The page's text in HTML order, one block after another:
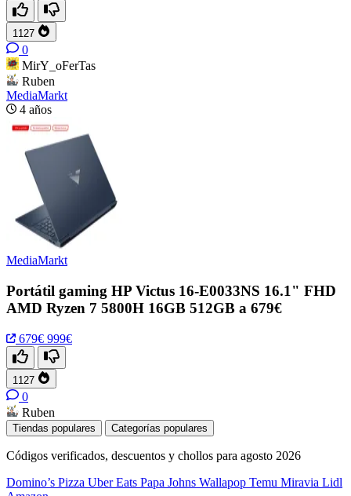
1127
0
MirY_oFerTas
Ruben
MediaMarkt
4 años
MediaMarkt
Portátil gaming HP Victus 16-E0033NS 16.1" FHD
AMD Ryzen 7 5800H 16GB 512GB a 679€
679€ 999€
1127
0
Ruben
Tiendas populares Categorías populares
Códigos verificados, descuentos y chollos para agosto 2026
Domino’s Pizza Uber Eats Papa Johns Wallapop Temu Miravia Lidl